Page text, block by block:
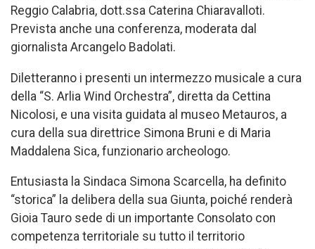
Reggio Calabria, dott.ssa Caterina Chiaravalloti.
Prevista anche una conferenza, moderata dal
giornalista Arcangelo Badolati.
Diletteranno i presenti un intermezzo musicale a cura
della “S. Arlia Wind Orchestra”, diretta da Cettina
Nicolosi, e una visita guidata al museo Metauros, a
cura della sua direttrice Simona Bruni e di Maria
Maddalena Sica, funzionario archeologo.
Entusiasta la Sindaca Simona Scarcella, ha definito
“storica” la delibera della sua Giunta, poiché renderà
Gioia Tauro sede di un importante Consolato con
competenza territoriale su tutto il territorio